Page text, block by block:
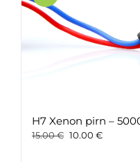
H7 Xenon pirn –
15.00€ Original
10.00 €Current